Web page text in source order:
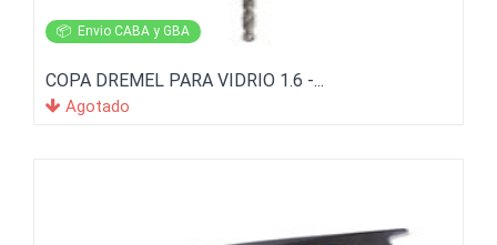
📦 Envio CABA y GBA
COPA DREMEL PARA VIDRIO 1.6 -...
Agotado